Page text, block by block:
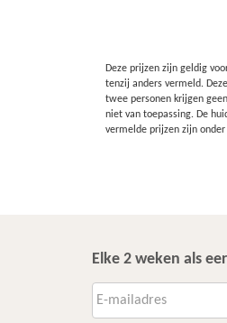
Deze prijzen zijn geldig
tenzij anders vermeld.
twee personen krijgen
niet van toepassing. De
vermelde prijzen zijn
Elke 2 weken als